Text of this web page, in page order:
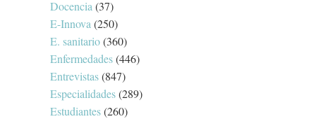
Docencia (37)
E-Innova (250)
E. sanitario(360)
Enfermedades(446)
Entrevistas(847)
Especialidades(289)
Estudiantes(260)